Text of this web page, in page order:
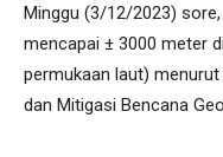
Minggu (3/12/2023)
mencapai ± 3000 meter
permukaan laut)
dan Mitigasi Bencana